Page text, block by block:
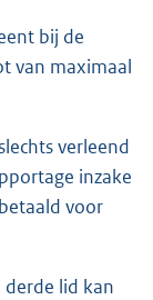
bij de
van maximaal
verleend
inzake
voor
lid kan